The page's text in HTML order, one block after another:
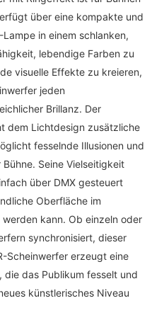
über eine kompakte und
in einem schlanken,
lebendige Farben zu
visuelle Effekte zu kreieren,
jeden
Brillanz. Der
dem Lichtdesign zusätzliche
fesselnde Illusionen und
Seine Vielseitigkeit
über DMX gesteuert
Oberfläche im
kann. Ob einzeln oder
synchronisiert, dieser
Scheinwerfer erzeugt eine
das Publikum fesselt und
künstlerisches Niveau